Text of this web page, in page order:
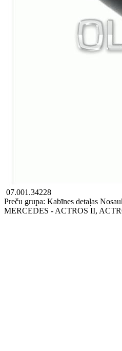
07.001.34228
Preču grupa: Kabīnes detaļas
MERCEDES - ACTROS II,